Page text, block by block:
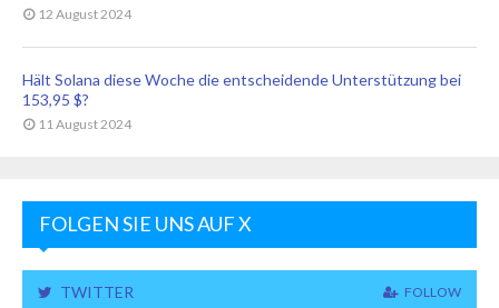
12 August 2024
Hält Solana diese Woche die entscheidende Unterstützung bei
153,95 $?
11 August 2024
FOLGEN SIE UNS AUF X
TWITTER FOLLOW